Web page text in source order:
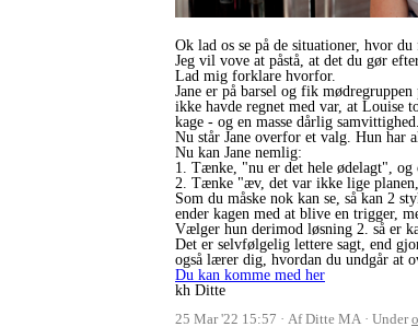
Ok lad os se på de situationer, hvor
Jeg vil vove at påstå, at det du gør
Lad mig forklare hvorfor.
Jane er på barsel og fik
ikke havde regnet med var, at Louise
kage - og en masse dårlig samvittighed.
Nu står Jane overfor et valg. Hun har
Nu kan Jane nemlig:
1. Tænke, "nu er det hele ødelagt", og
2. Tænke "æv, det var ikke lige
Som du måske nok kan se, så kan 2
ender kagen med at blive en trigger,
Vælger hun derimod løsning 2. så er
Det er selvfølgelig lettere sagt, end
også lærer dig, hvordan du undgår at
Du kan komme med her
kh Ditte
25 Mar '22 15:57
Af Ditte MA Under